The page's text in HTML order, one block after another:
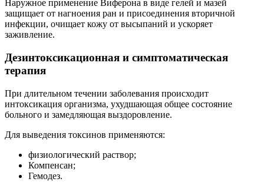
Наружное применение Виферона в виде гелей и мазей
защищает от нагноения ран и присоединения вторичной
инфекции, очищает кожу от высыпаний и ускоряет
заживление.
Дезинтоксикационная и симптоматическая
терапия
При длительном течении заболевания происходит
интоксикация организма, ухудшающая общее состояние
больного и замедляющая выздоровление.
Для выведения токсинов применяются:
физиологический раствор;
Компенсан;
Гемодез.